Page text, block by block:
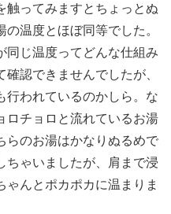
触ってみますとちょっとぬ
温度とほぼ同等でした。
同じ温度ってどんな仕組み
認できませんでしたが、
行われているのかしら。な
ロチョロと流れているお湯
らのお湯はかなりぬるめで
ちゃいましたが、肩まで浸
んとポカポカに温まりま